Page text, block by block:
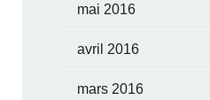
mai 2016
avril 2016
mars 2016